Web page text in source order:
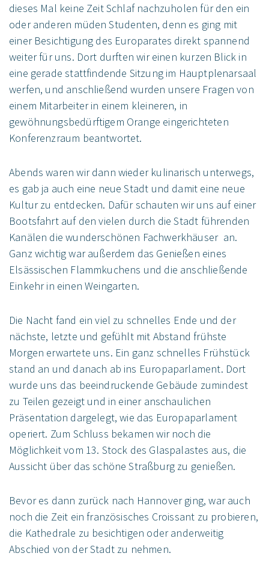
dieses Mal keine Zeit Schlaf nachzuholen für den ein
oder anderen müden Studenten, denn es ging mit
einer Besichtigung des Europarates direkt spannend
weiter für uns. Dort durften wir einen kurzen Blick in
eine gerade stattfindende Sitzung im Hauptplenarsaal
werfen, und anschließend wurden unsere Fragen von
einem Mitarbeiter in einem kleineren, in
gewöhnungsbedürftigem Orange eingerichteten
Konferenzraum beantwortet.
Abends waren wir dann wieder kulinarisch unterwegs,
es gab ja auch eine neue Stadt und damit eine neue
Kultur zu entdecken. Dafür schauten wir uns auf einer
Bootsfahrt auf den vielen durch die Stadt führenden
Kanälen die wunderschönen Fachwerkhäuser an.
Ganz wichtig war außerdem das Genießen eines
Elsässischen Flammkuchens und die anschließende
Einkehr in einen Weingarten.
Die Nacht fand ein viel zu schnelles Ende und der
nächste, letzte und gefühlt mit Abstand frühste
Morgen erwartete uns. Ein ganz schnelles Frühstück
stand an und danach ab ins Europaparlament. Dort
wurde uns das beeindruckende Gebäude zumindest
zu Teilen gezeigt und in einer anschaulichen
Präsentation dargelegt, wie das Europaparlament
operiert. Zum Schluss bekamen wir noch die
Möglichkeit vom 13. Stock des Glaspalastes aus, die
Aussicht über das schöne Straßburg zu genießen.
Bevor es dann zurück nach Hannover ging, war auch
noch die Zeit ein französisches Croissant zu probieren,
die Kathedrale zu besichtigen oder anderweitig
Abschied von der Stadt zu nehmen.